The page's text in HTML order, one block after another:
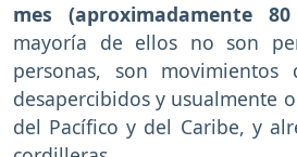
mes (aproximadamente
mayoría de ellos no son
personas, son movimientos
desapercibidos y usualmente
del Pacífico y del Caribe, y